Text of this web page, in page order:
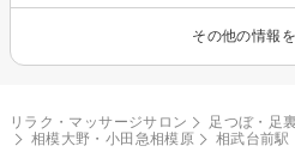
その他の情報
リラク・マッサージサロン 足つぼ・足
相模大野・小田急相模原
相武台前駅